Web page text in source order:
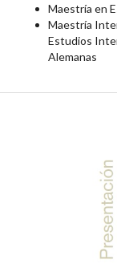
Maestría en
Maestría
Estudios
Alemanas